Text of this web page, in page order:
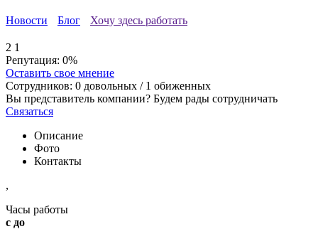
Новости Блог Хочу здесь работать
2 1
Репутация: 0%
Оставить свое мнение
Сотрудников: 0 довольных / 1 обиженных
Вы представитель компании? Будем рады сотрудничать
Связаться
Описание
Фото
Контакты
,
Часы работы
с до